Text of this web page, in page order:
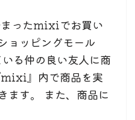
ったmixiでお買い
ョッピングモール
る仲の良い友人に商
』内で商品を実
ます。 また、商品に